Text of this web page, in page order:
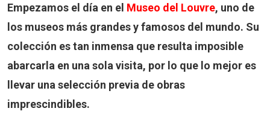
Empezamos el día en el Museo del Louvre, uno de
los museos más grandes y famosos del mundo. Su
colección es tan inmensa que resulta imposible
abarcarla en una sola visita, por lo que lo mejor es
llevar una selección previa de obras
imprescindibles.